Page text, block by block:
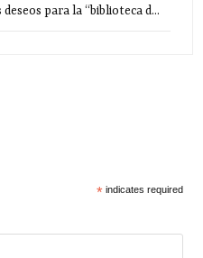
para la “biblioteca d...
* indicates required